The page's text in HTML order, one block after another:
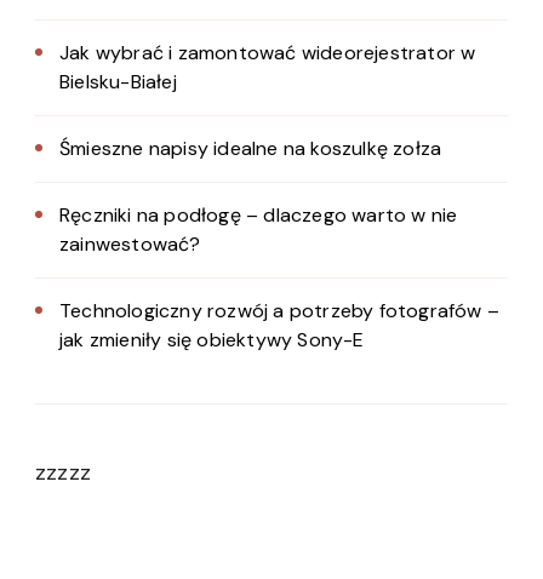
Jak wybrać i zamontować wideorejestrator w
Bielsku-Białej
Śmieszne napisy idealne na koszulkę zołza
Ręczniki na podłogę – dlaczego warto w nie
zainwestować?
Technologiczny rozwój a potrzeby fotografów –
jak zmieniły się obiektywy Sony-E
zzzzz